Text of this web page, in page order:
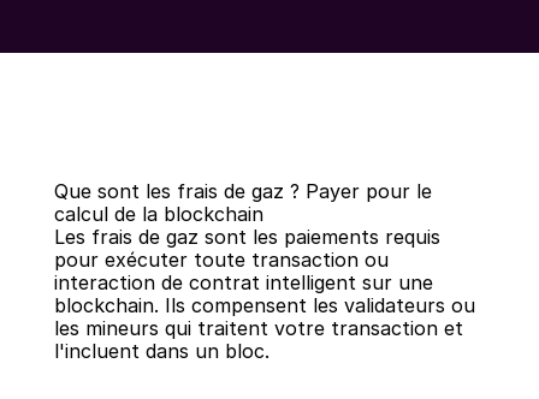
Retour
Que sont les frais de gaz ? Payer pour le
calcul de la blockchain
Les frais de gaz sont les paiements requis
pour exécuter toute transaction ou
interaction de contrat intelligent sur une
blockchain. Ils compensent les validateurs ou
les mineurs qui traitent votre transaction et
l'incluent dans un bloc.